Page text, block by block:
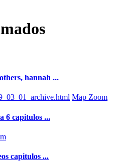
hannah ...
Map Zoom
6 capitulos ...
capitulos ...